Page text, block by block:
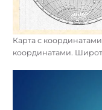
Карта с
координатами.